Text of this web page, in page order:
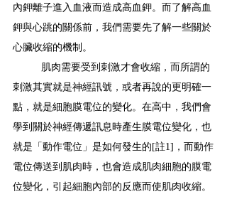
內鉀離子進入血液而造成高血鉀。而了解高血
鉀與心跳的關係前，我們需要先了解一些關於
心臟收縮的機制。
肌肉需要受到刺激才會收縮，而所謂的
刺激其實就是神經訊號，或者再說的更明確一
點，就是細胞膜電位的變化。在高中，我們會
學到關於神經傳遞訊息時產生膜電位變化，也
就是「動作電位」是如何發生的[註1]，而動作
電位傳送到肌肉時，也會造成肌肉細胞的膜電
位變化，引起細胞內部的反應而使肌肉收縮。